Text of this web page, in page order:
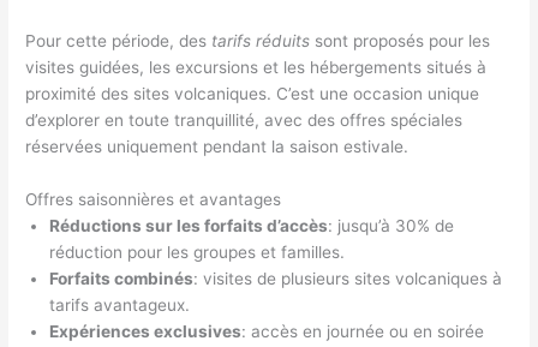
Pour cette période, des tarifs réduits sont proposés pour les
visites guidées, les excursions et les hébergements situés à
proximité des sites volcaniques. C’est une occasion unique
d’explorer en toute tranquillité, avec des offres spéciales
réservées uniquement pendant la saison estivale.
Offres saisonnières et avantages
Réductions sur les forfaits d’accès: jusqu’à 30% de
réduction pour les groupes et familles.
Forfaits combinés: visites de plusieurs sites volcaniques à
tarifs avantageux.
Expériences exclusives: accès en journée ou en soirée